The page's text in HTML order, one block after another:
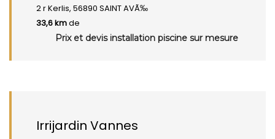
2 r Kerlis, 56890 SAINT AVÃ‰
33,6 kmde
Prix et devis installation piscine sur mesure
Irrijardin Vannes